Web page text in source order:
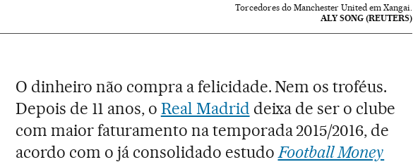
Torcedores do Manchester United em Xangai.
ALY SONG (REUTERS)
O dinheiro não compra a felicidade. Nem os troféus.
Depois de 11 anos, o Real Madrid deixa de ser o clube
com maior faturamento na temporada 2015/2016, de
acordo com o já consolidado estudoFootball Money